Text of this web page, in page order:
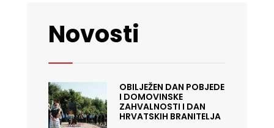
Novosti
OBILJEŽEN DAN POBJEDE
I DOMOVINSKE
ZAHVALNOSTI I DAN
HRVATSKIH BRANITELJA